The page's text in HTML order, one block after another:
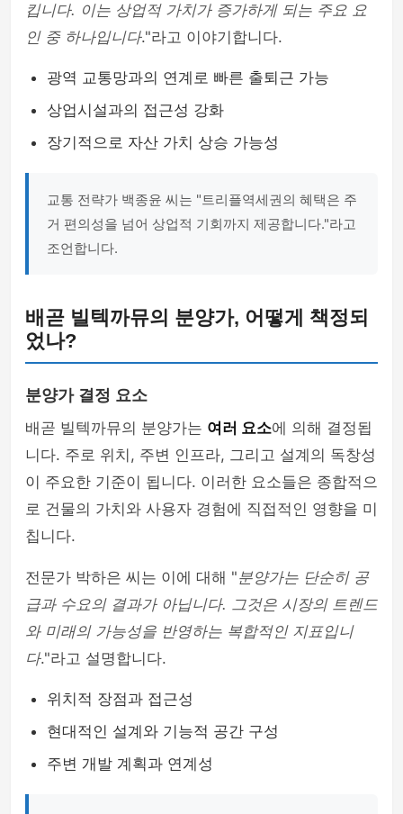
킵니다. 이는 상업적 가치가 증가하게 되는 주요 요
인 중 하나입니다."라고 이야기합니다.
광역 교통망과의 연계로 빠른 출퇴근 가능
상업시설과의 접근성 강화
장기적으로 자산 가치 상승 가능성
교통 전략가 백종윤 씨는 "트리플역세권의 혜택은 주
거 편의성을 넘어 상업적 기회까지 제공합니다."라고
조언합니다.
배곧 빌텍까뮤의 분양가, 어떻게 책정되
었나?
분양가 결정 요소
배곧 빌텍까뮤의 분양가는 여러 요소에 의해 결정됩
니다. 주로 위치, 주변 인프라, 그리고 설계의 독창성
이 주요한 기준이 됩니다. 이러한 요소들은 종합적으
로 건물의 가치와 사용자 경험에 직접적인 영향을 미
칩니다.
전문가 박하은 씨는 이에 대해 "분양가는 단순히 공
급과 수요의 결과가 아닙니다. 그것은 시장의 트렌드
와 미래의 가능성을 반영하는 복합적인 지표입니
다."라고 설명합니다.
위치적 장점과 접근성
현대적인 설계와 기능적 공간 구성
주변 개발 계획과 연계성